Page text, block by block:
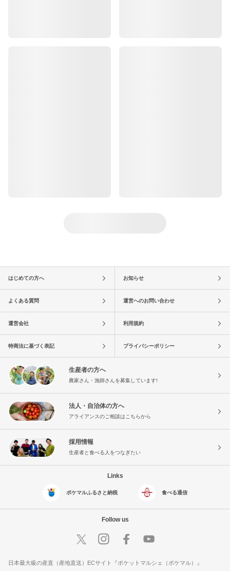
はじめての方へ お知らせ
よくある質問 運営へのお問い合わせ
運営会社 利用規約
特商法に基づく表記 プライバシーポリシー
生産者の方へ
農家さん・漁師さんを募集しています!
法人・自治体の方へ
アライアンスのご相談はこちらから
採用情報
生産者と食べる人をつなぎたい
Links
ポケマルふるさと納税 食べる通信
Follow us
日本最大級の産直（産地直送）ECサイト『ポケットマルシェ（ポケマル）』